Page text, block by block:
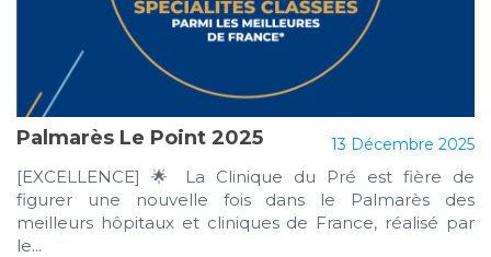
13 Décembre 2025
Palmarès Le Point 2025
[EXCELLENCE] 🌟 La Clinique du Pré est fière de
figurer une nouvelle fois dans le Palmarès des
meilleurs hôpitaux et cliniques de France, réalisé par
le...